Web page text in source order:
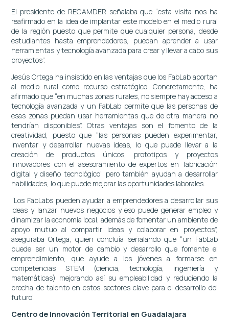
El presidente de RECAMDER señalaba que “esta visita nos ha
reafirmado en la idea de implantar este modelo en el medio rural
de la región puesto que permite que cualquier persona, desde
estudiantes hasta emprendedores, puedan aprender a usar
herramientas y tecnología avanzada para crear y llevar a cabo sus
proyectos”.
Jesús Ortega ha insistido en las ventajas que los FabLab aportan
al medio rural como recurso estratégico. Concretamente, ha
afirmado que “en muchas zonas rurales, no siempre hay acceso a
tecnología avanzada y un FabLab permite que las personas de
esas zonas puedan usar herramientas que de otra manera no
tendrían disponibles”. Otras ventajas son el fomento de la
creatividad, puesto que “las personas pueden experimentar,
inventar y desarrollar nuevas ideas, lo que puede llevar a la
creación de productos únicos, prototipos y proyectos
innovadores con el asesoramiento de expertos en fabricación
digital y diseño tecnológico” pero también ayudan a desarrollar
habilidades, lo que puede mejorar las oportunidades laborales.
“Los FabLabs pueden ayudar a emprendedores a desarrollar sus
ideas y lanzar nuevos negocios y eso puede generar empleo y
dinamizar la economía local, además de fomentar un ambiente de
apoyo mutuo al compartir ideas y colaborar en proyectos”,
aseguraba Ortega, quien concluía señalando que “un FabLab
puede ser un motor de cambio y desarrollo que fomente el
emprendimiento, que ayude a los jóvenes a formarse en
competencias STEM (ciencia, tecnología, ingeniería y
matemáticas) mejorando así su empleabilidad y reduciendo la
brecha de talento en estos sectores clave para el desarrollo del
futuro”.
Centro de Innovación Territorial en Guadalajara